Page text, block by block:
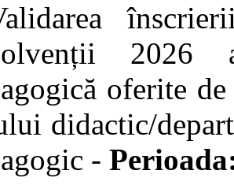
înscrierii
oferite
didactic/
-